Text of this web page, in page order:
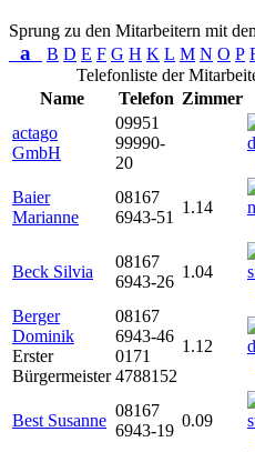
Sprung zu den Mitarbeitern mit
a B D E F G H K L M N O P
Telefonliste der
Name
Telefon Zimmer
actago
GmbH
09951
99990-
20
Baier
Marianne
08167
6943-51
1.14
Beck Silvia
08167
6943-26
1.04
Berger
Dominik
Erster
Bürgermeister
08167
6943-46
0171
4788152
1.12
Best Susanne
08167
6943-19
0.09